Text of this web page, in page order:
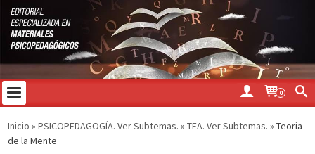
0
Inicio » PSICOPEDAGOGÍA. Ver Subtemas. » TEA. Ver Subtemas. » Teoria
de la Mente